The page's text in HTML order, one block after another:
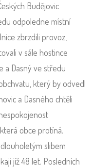
Budějovic
odpoledne místní
zbrzdili provoz,
v sále hostince
a Dasný ve středu
který by odvedl
a Dasného chtěli
obce protíná.
slibem
již 48 let. Posledních